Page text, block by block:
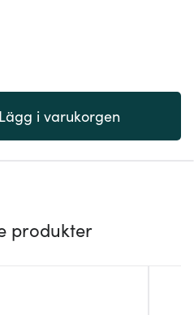
Lägg i varukorgen
produkter